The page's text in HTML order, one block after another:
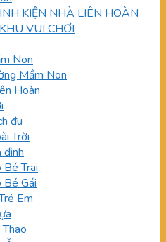
KIỆN NHÀ LIÊN HOÀN
VUI CHƠI
Non
Mầm Non
Hoàn
đu
Trời
đình
Trai
Bé Gái
Em